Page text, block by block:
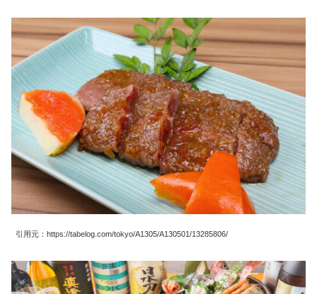
引用元：https://tabelog.com/tokyo/A1305/A130501/13285806/